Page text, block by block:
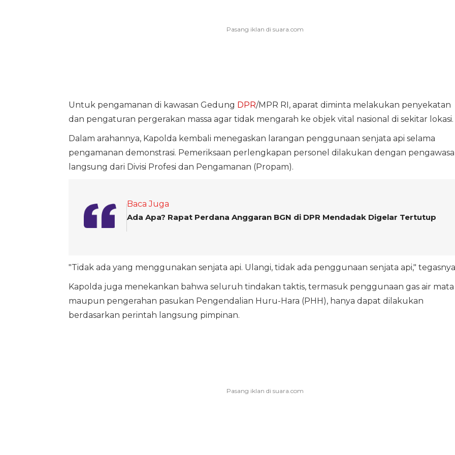
Untuk pengamanan di kawasan Gedung DPR/MPR RI, aparat diminta melakukan penyekatan
dan pengaturan pergerakan massa agar tidak mengarah ke objek vital nasional di sekitar lokasi.
Dalam arahannya, Kapolda kembali menegaskan larangan penggunaan senjata api selama
pengamanan demonstrasi. Pemeriksaan perlengkapan personel dilakukan dengan
langsung dari Divisi Profesi dan Pengamanan (Propam).
Baca Juga
Ada Apa? Rapat Perdana Anggaran BGN di DPR Mendadak Digelar Tertutup
"Tidak ada yang menggunakan senjata api. Ulangi, tidak ada penggunaan senjata api,"
Kapolda juga menekankan bahwa seluruh tindakan taktis, termasuk penggunaan gas air mata
maupun pengerahan pasukan Pengendalian Huru-Hara (PHH), hanya dapat dilakukan
berdasarkan perintah langsung pimpinan.